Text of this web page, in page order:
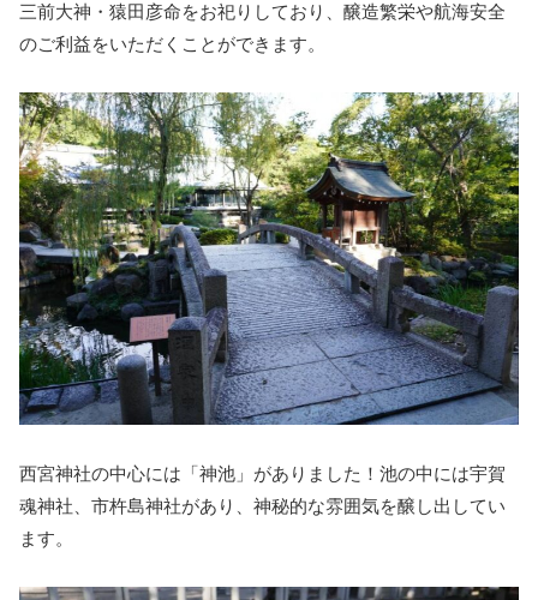
三前大神・猿田彦命をお祀りしており、醸造繁栄や航海安全
のご利益をいただくことができます。
西宮神社の中心には「神池」がありました！池の中には宇賀
魂神社、市杵島神社があり、神秘的な雰囲気を醸し出してい
ます。